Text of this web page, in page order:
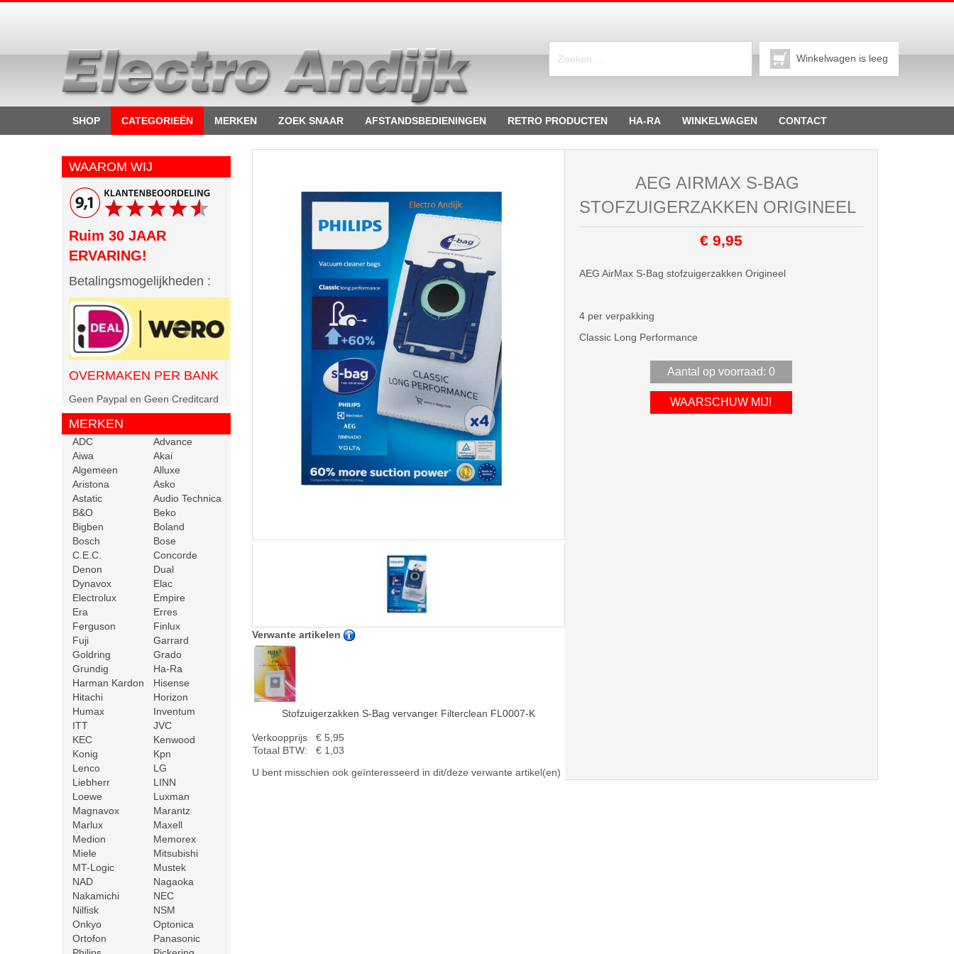
Winkelwagen is leeg
SHOP CATEGORIEËN MERKEN ZOEK SNAAR AFSTANDSBEDIENINGEN RETRO PRODUCTEN HA-RA WINKELWAGEN CONTACT
WAAROM WIJ
Ruim 30 JAAR
ERVARING!
Betalingsmogelijkheden :
OVERMAKEN PER BANK
Geen Paypal en Geen Creditcard
MERKEN
ADC
Advance
Aiwa
Akai
Algemeen
Alluxe
Aristona
Asko
Astatic
Audio Technica
B&O
Beko
Bigben
Boland
Bosch
Bose
C.E.C.
Concorde
Denon
Dual
Dynavox
Elac
Electrolux
Empire
Era
Erres
Ferguson
Finlux
Fuji
Garrard
Goldring
Grado
Grundig
Ha-Ra
Harman Kardon
Hisense
Hitachi
Horizon
Humax
Inventum
ITT
JVC
KEC
Kenwood
Konig
Kpn
Lenco
LG
Liebherr
LINN
Loewe
Luxman
Magnavox
Marantz
Marlux
Maxell
Medion
Memorex
Miele
Mitsubishi
MT-Logic
Mustek
NAD
Nagaoka
Nakamichi
NEC
Nilfisk
NSM
Onkyo
Optonica
Ortofon
Panasonic
Verwante artikelen
Stofzuigerzakken S-Bag vervanger Filterclean FL0007-K
Verkoopprijs
€ 5,95
Totaal BTW:
€ 1,03
U bent misschien ook geïnteresseerd in dit/deze verwante artikel(en)
AEG AIRMAX S-BAG
STOFZUIGERZAKKEN ORIGINEEL
€ 9,95
AEG AirMax S-Bag stofzuigerzakken Origineel
4 per verpakking
Classic Long Performance
Aantal op voorraad: 0
WAARSCHUW MIJ!